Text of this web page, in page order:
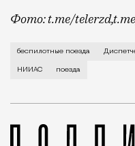
Фото: t.me/
Новые поезда
беспилотные поезда
НИИАС поезда